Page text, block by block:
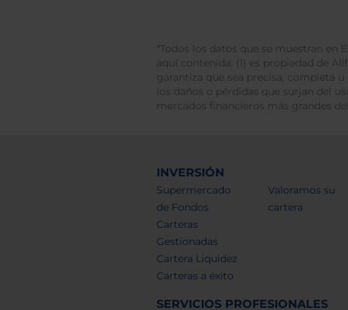
*Todos los datos que se muestran en
aquí contenida: (1) es propiedad de
garantiza que sea precisa, completa
los daños o pérdidas que surjan del
mercados financieros más grandes
INVERSIÓN
Supermercado
de Fondos
Carteras
Gestionadas
Cartera Liquidez
Carteras a éxito
Valoramos su
cartera
SERVICIOS PROFESIONALES